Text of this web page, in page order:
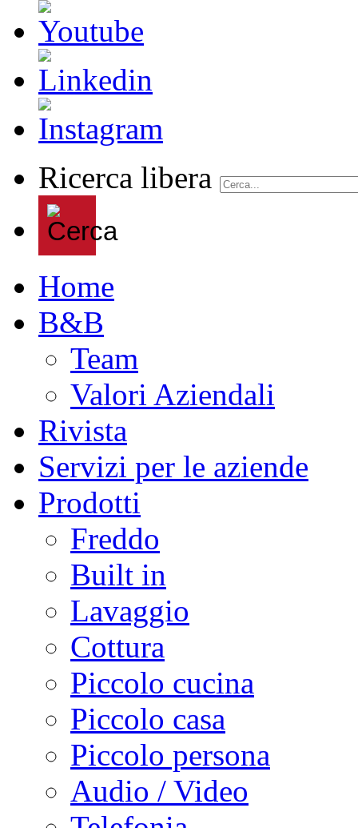
Ricerca libera
Home
B&B
Team
Valori Aziendali
Rivista
Servizi per le aziende
Prodotti
Freddo
Built in
Lavaggio
Cottura
Piccolo cucina
Piccolo casa
Piccolo persona
Audio / Video